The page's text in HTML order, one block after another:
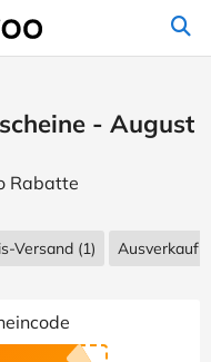
- August
Rabatte
Versand (1) Ausverkauf